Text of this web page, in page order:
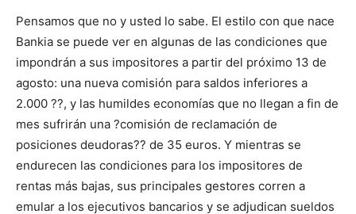
Pensamos que no y usted lo sabe. El estilo con que nace
Bankia se puede ver en algunas de las condiciones que
impondrán a sus impositores a partir del próximo 13 de
agosto: una nueva comisión para saldos inferiores a
2.000 ??, y las humildes economías que no llegan a fin de
mes sufrirán una ?comisión de reclamación de
posiciones deudoras?? de 35 euros. Y mientras se
endurecen las condiciones para los impositores de
rentas más bajas, sus principales gestores corren a
emular a los ejecutivos bancarios y se adjudican sueldos